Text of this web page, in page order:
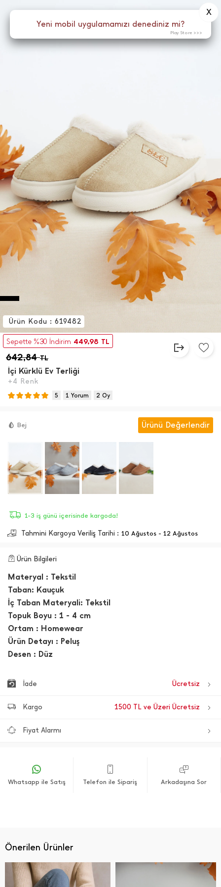
Menü
Sepette %30 İndirim 449,98 TL
642,84TL
İ̇çi Kürklü Ev Terliği
+4 Renk
Ürün Kodu : 619482
5 1 Yorum 2 Oy
Bej Ürünü Değerlendir
1-3 iş günü içerisinde kargoda!
Tahmini Kargoya Veriliş Tarihi : 10 Ağustos - 12 Ağustos
Ürün Bilgileri
Materyal : Tekstil
Taban: Kauçuk
İç Taban Materyali: Tekstil
Topuk Boyu : 1 - 4 cm
Ortam : Homewear
Ürün Detayı : Peluş
Desen : Düz
İade Ücretsiz
Kargo 1500 TL ve Üzeri Ücretsiz
Fiyat Alarmı
Whatsapp ile Satış Telefon ile Sipariş Arkadaşına Sor
Önerilen Ürünler
Yeni mobil uygulamamızı denediniz mi?
X
Play Store >>>